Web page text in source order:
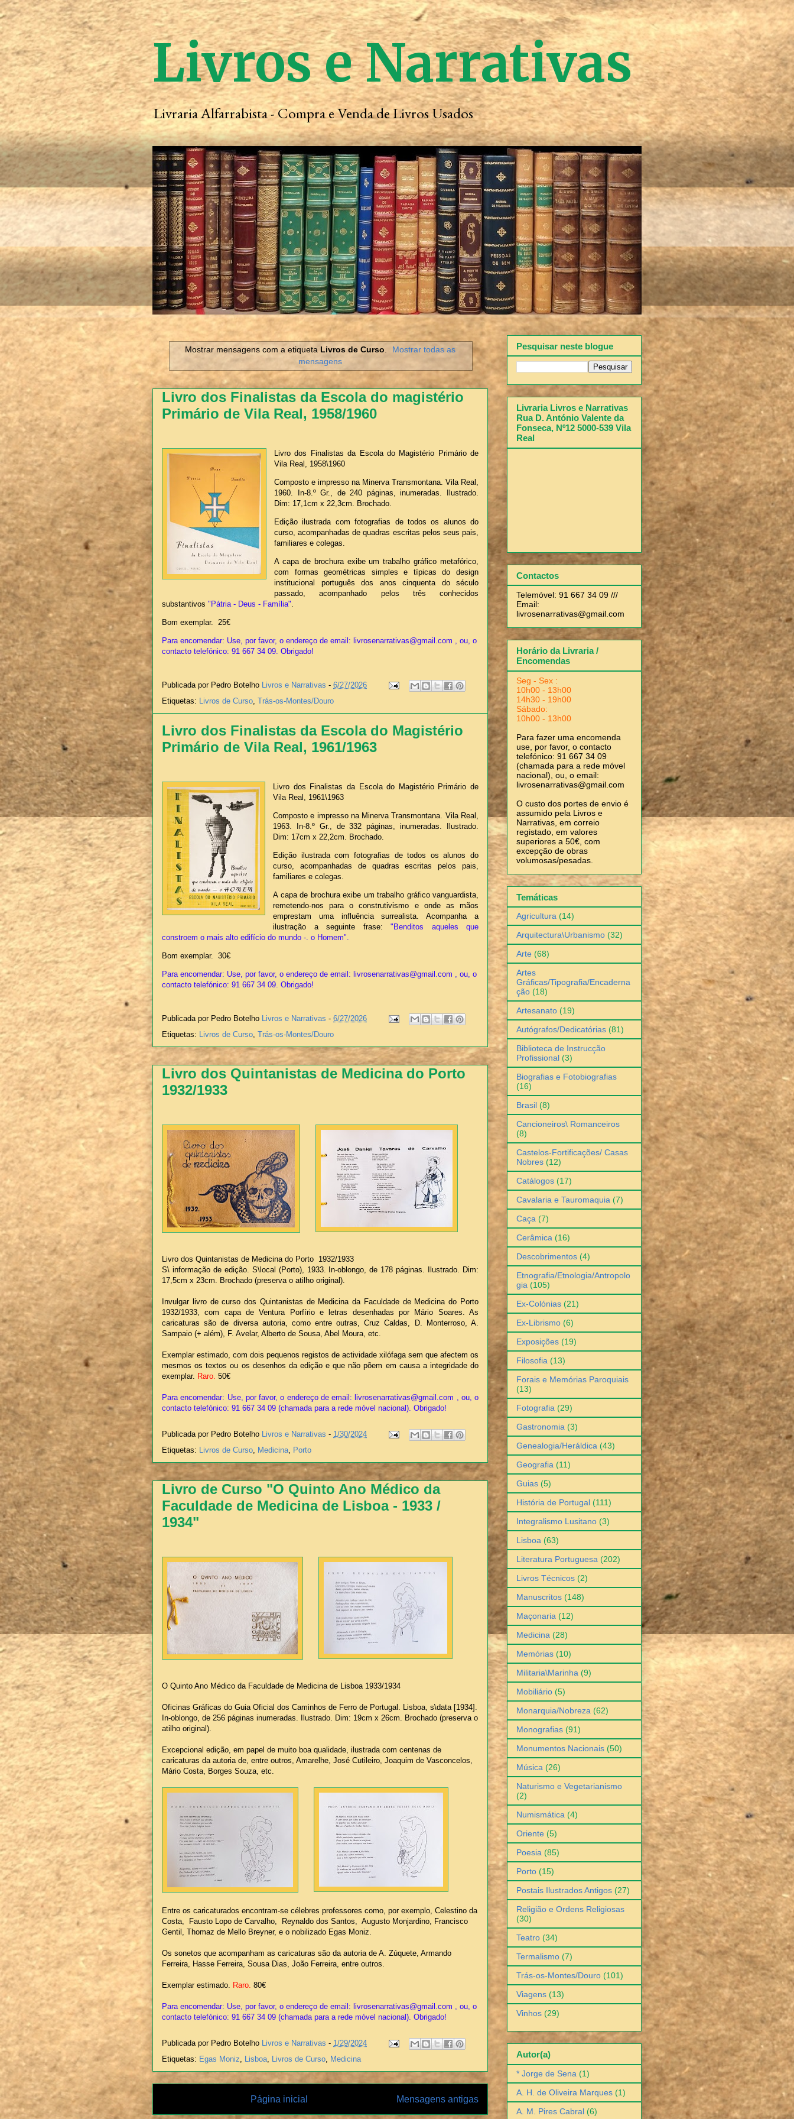
Livros e Narrativas
Livraria Alfarrabista - Compra e Venda de Livros Usados
Mostrar mensagens com a etiqueta Livros de Curso
Mostrar todas as
mensagens
Livro dos Finalistas da Escola do magistério
Primário de Vila Real, 1958/1960
Livro dos Finalistas da Escola do Magistério Primário de
Vila Real, 1958\1960
Composto e impresso na Minerva Transmontana. Vila Real,
1960. In-8.º Gr., de 240 páginas, inumeradas. Ilustrado.
Dim: 17,1cm x 22,3cm. Brochado.
Edição ilustrada com fotografias de todos os alunos do
curso, acompanhadas de quadras escritas pelos seus pais,
familiares e colegas.
A capa de brochura exibe um trabalho gráfico metafórico,
com formas geométricas simples e típicas do design
institucional português dos anos cinquenta do século
passado, acompanhado pelos três conhecidos
substantivos "Pátria - Deus - Família".
Bom exemplar. 25€
Para encomendar: Use, por favor, o endereço de email: livrosenarrativas@gmail.com , ou, o
contacto telefónico: 91 667 34 09. Obrigado!
Publicada por Pedro Botelho Livros e Narrativas - 6/27/2026
Etiquetas: Livros de Curso, Trás-os-Montes/Douro
Livro dos Finalistas da Escola do Magistério
Primário de Vila Real, 1961/1963
Livro dos Finalistas da Escola do Magistério Primário de
Vila Real, 1961\1963
Composto e impresso na Minerva Transmontana. Vila Real,
1963. In-8.º Gr., de 332 páginas, inumeradas. Ilustrado.
Dim: 17cm x 22,2cm. Brochado.
Edição ilustrada com fotografias de todos os alunos do
curso, acompanhadas de quadras escritas pelos pais,
familiares e colegas.
A capa de brochura exibe um trabalho gráfico vanguardista,
remetendo-nos para o construtivismo e onde as mãos
emprestam uma influência surrealista. Acompanha a
ilustração a seguinte frase: "Benditos aqueles que
constroem o mais alto edifício do mundo -. o Homem".
Bom exemplar. 30€
Para encomendar: Use, por favor, o endereço de email: livrosenarrativas@gmail.com , ou, o
contacto telefónico: 91 667 34 09. Obrigado!
Publicada por Pedro Botelho Livros e Narrativas - 6/27/2026
Etiquetas: Livros de Curso, Trás-os-Montes/Douro
Livro dos Quintanistas de Medicina do Porto
1932/1933
Livro dos Quintanistas de Medicina do Porto 1932/1933
S\ informação de edição. S\local (Porto), 1933. In-oblongo, de 178 páginas. Ilustrado. Dim:
17,5cm x 23cm. Brochado (preserva o atilho original).
Invulgar livro de curso dos Quintanistas de Medicina da Faculdade de Medicina do Porto
1932/1933, com capa de Ventura Porfírio e letras desenhadas por Mário Soares. As
caricaturas são de diversa autoria, como entre outras, Cruz Caldas, D. Monterroso, A.
Sampaio (+ além), F. Avelar, Alberto de Sousa, Abel Moura, etc.
Exemplar estimado, com dois pequenos registos de actividade xilófaga sem que afectem os
mesmos os textos ou os desenhos da edição e que não põem em causa a integridade do
exemplar. Raro. 50€
Para encomendar: Use, por favor, o endereço de email: livrosenarrativas@gmail.com , ou, o
contacto telefónico: 91 667 34 09 (chamada para a rede móvel nacional). Obrigado!
Publicada por Pedro Botelho Livros e Narrativas - 1/30/2024
Etiquetas: Livros de Curso, Medicina, Porto
Livro de Curso "O Quinto Ano Médico da
Faculdade de Medicina de Lisboa - 1933 /
1934"
O Quinto Ano Médico da Faculdade de Medicina de Lisboa 1933/1934
Oficinas Gráficas do Guia Oficial dos Caminhos de Ferro de Portugal. Lisboa, s\data [1934].
In-oblongo, de 256 páginas inumeradas. Ilustrado. Dim: 19cm x 26cm. Brochado (preserva o
atilho original).
Excepcional edição, em papel de muito boa qualidade, ilustrada com centenas de
caricaturas da autoria de, entre outros, Amarelhe, José Cutileiro, Joaquim de Vasconcelos,
Mário Costa, Borges Souza, etc.
Entre os caricaturados encontram-se célebres professores como, por exemplo, Celestino da
Costa, Fausto Lopo de Carvalho, Reynaldo dos Santos, Augusto Monjardino, Francisco
Gentil, Thomaz de Mello Breyner, e o nobilizado Egas Moniz.
Os sonetos que acompanham as caricaturas são da autoria de A. Zúquete, Armando
Ferreira, Hasse Ferreira, Sousa Dias, João Ferreira, entre outros.
Exemplar estimado. Raro. 80€
Para encomendar: Use, por favor, o endereço de email: livrosenarrativas@gmail.com , ou, o
contacto telefónico: 91 667 34 09 (chamada para a rede móvel nacional). Obrigado!
Publicada por Pedro Botelho Livros e Narrativas - 1/29/2024
Etiquetas: Egas Moniz, Lisboa, Livros de Curso, Medicina
Mensagens antigas
Página inicial
Pesquisar neste blogue
Livraria Livros e Narrativas
Rua D. António Valente da
Fonseca, Nº12 5000-539 Vila
Real
Contactos
Telemóvel: 91 667 34 09 ///
Email:
livrosenarrativas@gmail.com
Horário da Livraria /
Encomendas
Seg - Sex :
10h00 - 13h00
14h30 - 19h00
Sábado:
10h00 - 13h00
Para fazer uma encomenda
use, por favor, o contacto
telefónico: 91 667 34 09
(chamada para a rede móvel
nacional), ou, o email:
livrosenarrativas@gmail.com
O custo dos portes de envio é
assumido pela Livros e
Narrativas, em correio
registado, em valores
superiores a 50€, com
excepção de obras
volumosas/pesadas.
Temáticas
Agricultura (14)
Arquitectura\Urbanismo (32)
Arte (68)
Artes
Gráficas/Tipografia/Encaderna
ção (18)
Artesanato (19)
Autógrafos/Dedicatórias (81)
Biblioteca de Instrucção
Profissional (3)
Biografias e Fotobiografias
(16)
Brasil (8)
Cancioneiros\ Romanceiros
(8)
Castelos-Fortificações/ Casas
Nobres (12)
Catálogos (17)
Cavalaria e Tauromaquia (7)
Caça (7)
Cerâmica (16)
Descobrimentos (4)
Etnografia/Etnologia/Antropolo
gia (105)
Ex-Colónias (21)
Ex-Librismo (6)
Exposições (19)
Filosofia (13)
Forais e Memórias Paroquiais
(13)
Fotografia (29)
Gastronomia (3)
Genealogia/Heráldica (43)
Geografia (11)
Guias (5)
História de Portugal (111)
Integralismo Lusitano (3)
Lisboa (63)
Literatura Portuguesa (202)
Livros Técnicos (2)
Manuscritos (148)
Maçonaria (12)
Medicina (28)
Memórias (10)
Militaria\Marinha (9)
Mobiliário (5)
Monarquia/Nobreza (62)
Monografias (91)
Monumentos Nacionais (50)
Música (26)
Naturismo e Vegetarianismo
(2)
Numismática (4)
Oriente (5)
Poesia (85)
Porto (15)
Postais Ilustrados Antigos (27)
Religião e Ordens Religiosas
(30)
Teatro (34)
Termalismo (7)
Trás-os-Montes/Douro (101)
Viagens (13)
Vinhos (29)
Autor(a)
* Jorge de Sena (1)
A. H. de Oliveira Marques (1)
A. M. Pires Cabral (6)